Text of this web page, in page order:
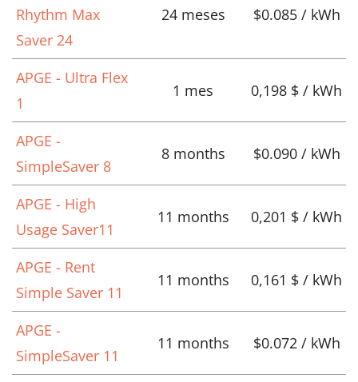
Rhythm Max
Saver 24
24 meses $0.085 / kWh
APGE - Ultra Flex
1
1 mes 0,198 $ / kWh
APGE -
SimpleSaver 8
8 months $0.090 / kWh
APGE - High
Usage Saver11
11 months 0,201 $ / kWh
APGE - Rent
Simple Saver 11
11 months 0,161 $ / kWh
APGE -
SimpleSaver 11
11 months $0.072 / kWh